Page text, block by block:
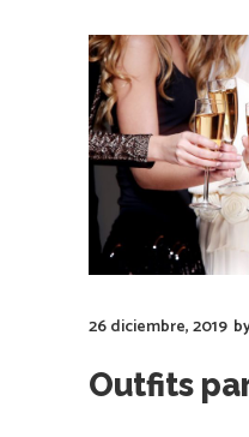
26 diciembre, 2019
Outfits